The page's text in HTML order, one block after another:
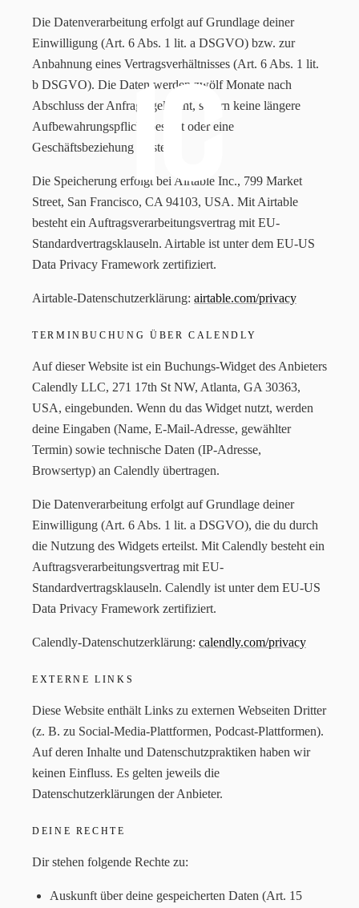
Die Datenverarbeitung erfolgt auf Grundlage deiner
Einwilligung (Art. 6 Abs. 1 lit. a DSGVO) bzw. zur
Anbahnung eines Vertragsverhältnisses (Art. 6 Abs. 1 lit.
b DSGVO). Die Daten werden zwölf Monate nach
Abschluss der Anfrage gelöscht, sofern keine längere
Aufbewahrungspflicht besteht oder eine
Geschäftsbeziehung entsteht.
Die Speicherung erfolgt bei Airtable Inc., 799 Market
Street, San Francisco, CA 94103, USA. Mit Airtable
besteht ein Auftragsverarbeitungsvertrag mit EU-
Standardvertragsklauseln. Airtable ist unter dem EU-US
Data Privacy Framework zertifiziert.
Airtable-Datenschutzerklärung: airtable.com/privacy
TERMINBUCHUNG ÜBER CALENDLY
Auf dieser Website ist ein Buchungs-Widget des Anbieters
Calendly LLC, 271 17th St NW, Atlanta, GA 30363,
USA, eingebunden. Wenn du das Widget nutzt, werden
deine Eingaben (Name, E-Mail-Adresse, gewählter
Termin) sowie technische Daten (IP-Adresse,
Browsertyp) an Calendly übertragen.
Die Datenverarbeitung erfolgt auf Grundlage deiner
Einwilligung (Art. 6 Abs. 1 lit. a DSGVO), die du durch
die Nutzung des Widgets erteilst. Mit Calendly besteht ein
Auftragsverarbeitungsvertrag mit EU-
Standardvertragsklauseln. Calendly ist unter dem EU-US
Data Privacy Framework zertifiziert.
Calendly-Datenschutzerklärung: calendly.com/privacy
EXTERNE LINKS
Diese Website enthält Links zu externen Webseiten Dritter
(z. B. zu Social-Media-Plattformen, Podcast-Plattformen).
Auf deren Inhalte und Datenschutzpraktiken haben wir
keinen Einfluss. Es gelten jeweils die
Datenschutzerklärungen der Anbieter.
DEINE RECHTE
Dir stehen folgende Rechte zu:
Auskunft über deine gespeicherten Daten (Art. 15